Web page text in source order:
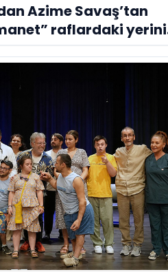
Azime Savaş’tan
raflardaki yerini